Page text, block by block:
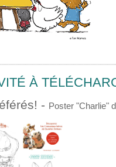
À
- Poster "Charlie"